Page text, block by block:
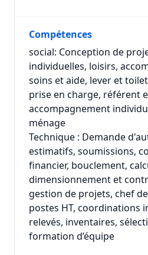
Compétences
social: Conception de
individuelles, loisirs,
soins et aide, lever et
prise en charge, référent
accompagnement
ménage
Technique : Demande
estimatifs, soumissions,
financier, bouclement,
dimensionnement et
gestion de projets, chef
postes HT, coordinations
relevés, inventaires,
formation d’équipe